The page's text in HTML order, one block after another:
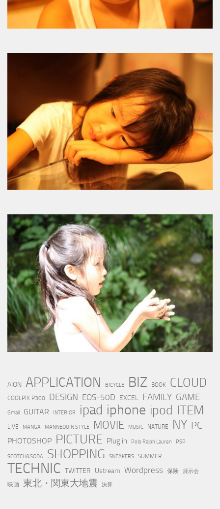
AION APPLICATION BICYCLE BIZ BOOK CLOUD
COOLPIX P300 DESIGN EOS-50D EXCEL FAMILY GAME
Gmail GUITAR INTERIOR ipad iphone ipod ITEM
LIVE MANGA MANNEQUIN STYLE MOVIE MUSIC NATURE NY PC
PHOTOSHOP PICTURE Plug in Polo Ralph Lauren PSP
SCOTCH&SODA SHOPPING SNEAKERS SUMMER
TECHNIC TWITTER Ustream Wordpress 保険 展示会
映画 東北・関東大地震 決算